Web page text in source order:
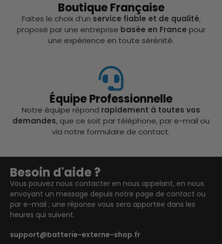
Boutique Française
Faites le choix d’un service fiable et de qualité,
proposé par une entreprise basée en France pour
une expérience en toute sérénité.
Équipe Professionnelle
Notre équipe répond rapidement à toutes vos
demandes, que ce soit par téléphone, par e-mail ou
via notre formulaire de contact.
Besoin d'aide ?
Vous pouvez nous contacter en nous appelant, en nous
envoyant un message depuis notre page de contact ou
par e-mail ; une réponse vous sera apportée dans les
heures qui suivent.
support@batterie-externe-shop.fr